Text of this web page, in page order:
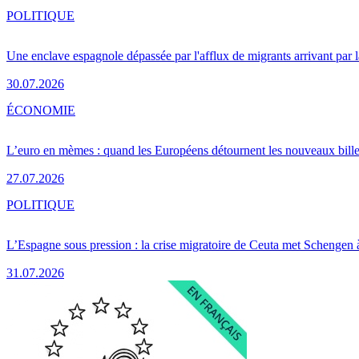
Une enclave espagnole dépassée par l'afflux de migrants arrivant par
30.07.2026
POLITIQUE
L’euro en mèmes : quand les Européens détournent les nouveaux
27.07.2026
ÉCONOMIE
L’Espagne sous pression : la crise migratoire de Ceuta met Schengen
31.07.2026
POLITIQUE